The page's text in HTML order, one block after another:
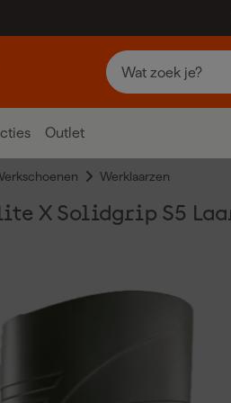
Outlet
Werklaarzen
X Solidgrip S5